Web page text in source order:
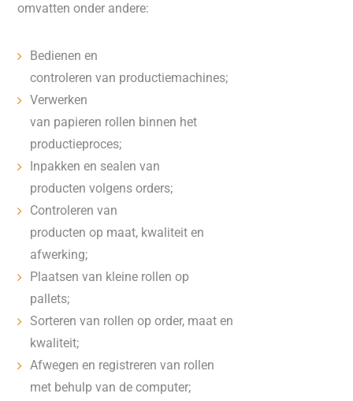
omvatten onder andere:
Bedienen en
controleren van productiemachines;
Verwerken
van papieren rollen binnen het
productieproces;
Inpakken en sealen van
producten volgens orders;
Controleren van
producten op maat, kwaliteit en
afwerking;
Plaatsen van kleine rollen op
pallets;
Sorteren van rollen op order, maat en
kwaliteit;
Afwegen en registreren van rollen
met behulp van de computer;